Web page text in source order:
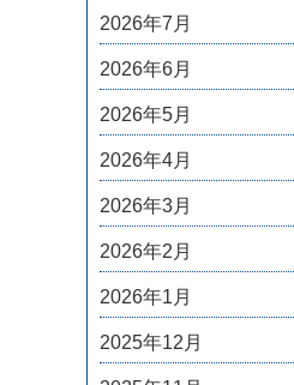
2026年7月
2026年6月
2026年5月
2026年4月
2026年3月
2026年2月
2026年1月
2025年12月